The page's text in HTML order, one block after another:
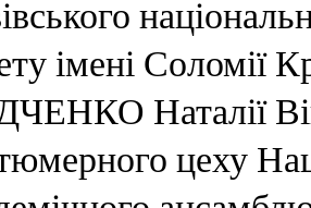
імені Соломії
Наталії
цеху